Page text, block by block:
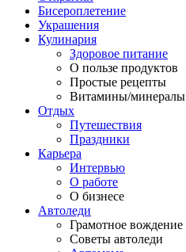
Бисероплетение
Украшения
Кулинария
Здоровое питание
О пользе продуктов
Простые рецепты
Витамины/минералы
Отдых
Путешествия
Праздники
Карьера
Интервью
О работе
О бизнесе
Автоледи
Грамотное вождение
Советы автоледи